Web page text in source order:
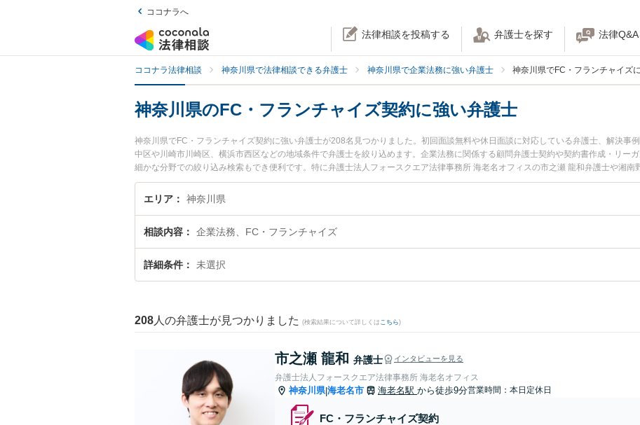
ココナラへ
法律相談を投稿する 弁護士を探す 法律
ココナラ法律相談 神奈川県で法律相談できる弁護士 神奈川県で企業法務に強い弁護士 神奈川県でFC・フランチャイズ
神奈川県のFC・フランチャイズ契約に強い弁護士
神奈川県でFC・フランチャイズ契約に強い弁護士が208名見つかりました。初回面談無料や休日面談に対応している弁護士、解決事
中区や川崎市川崎区、横浜市西区などの地域条件で弁護士を絞り込めます。企業法務に関係する顧問弁護士契約や契約書作成・リー
細かな分野での絞り込み検索もでき便利です。特に弁護士法人フォースクエア法律事務所 海老名オフィスの市之瀬 龍和弁護士や湘
綜合法律事務所の角井 駿輔弁護士のプロフィール情報や弁護士費用、強みなどが注目されています。『神奈川県で土日や夜間に発生
すぐに弁護士に相談したい』『FC・フランチャイズ契約のトラブル解決の実績豊富な近くの弁護士を検索したい』『初回相談無料で
エリア 神奈川県
相談内容 企業法務、FC・フランチャイズ
詳細条件 未選択
208 人の弁護士が見つかりました (検索結果について詳しくは こちら)
市之瀬 龍和 弁護士 インタビューを見る
弁護士法人フォースクエア法律事務所 海老名オフィス
神奈川県|海老名市 海老名駅 から徒歩9分営業時間：本日定休日
FC・フランチャイズ契約